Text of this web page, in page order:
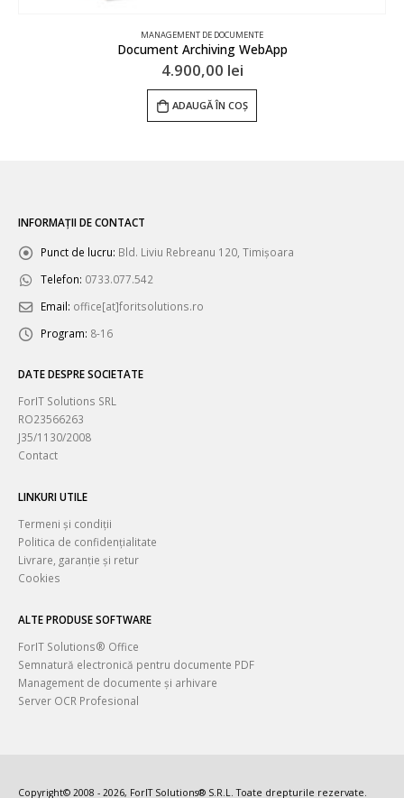
MANAGEMENT DE DOCUMENTE
Document Archiving WebApp
4.900,00 lei
ADAUGĂ ÎN COȘ
INFORMAȚII DE CONTACT
Punct de lucru: Bld. Liviu Rebreanu 120, Timișoara
Telefon: 0733.077.542
Email: office[at]foritsolutions.ro
Program: 8-16
DATE DESPRE SOCIETATE
ForIT Solutions SRL
RO23566263
J35/1130/2008
Contact
LINKURI UTILE
Termeni și condiții
Politica de confidențialitate
Livrare, garanție și retur
Cookies
ALTE PRODUSE SOFTWARE
ForIT Solutions® Office
Semnatură electronică pentru documente PDF
Management de documente și arhivare
Server OCR Profesional
Copyright© 2008 - 2026, ForIT Solutions® S.R.L. Toate drepturile rezervate.